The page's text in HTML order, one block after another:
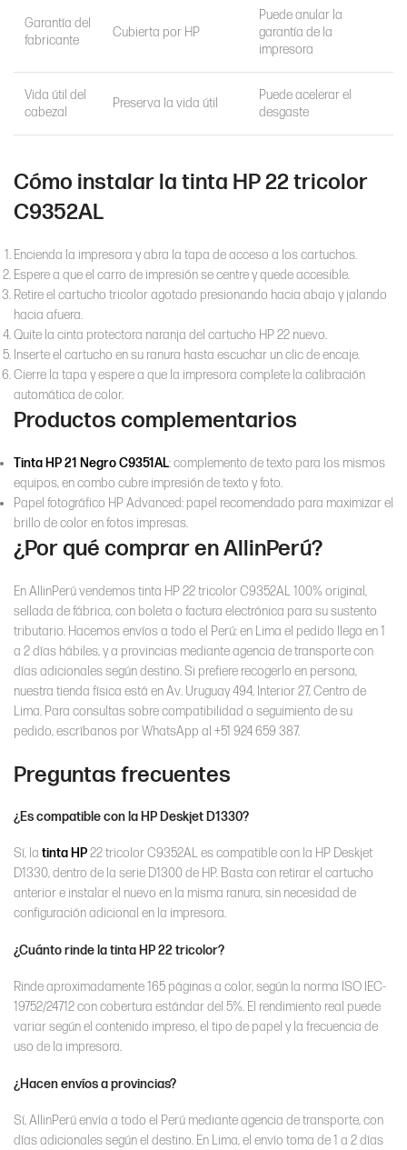
Garantía del
fabricante
Cubierta por HP
Puede anular la
garantía de la
impresora
Vida útil del
cabezal
Preserva la vida útil
Puede acelerar el
desgaste
Cómo instalar la tinta HP 22 tricolor
C9352AL
Encienda la impresora y abra la tapa de acceso a los cartuchos.
Espere a que el carro de impresión se centre y quede accesible.
Retire el cartucho tricolor agotado presionando hacia abajo y jalando
hacia afuera.
Quite la cinta protectora naranja del cartucho HP 22 nuevo.
Inserte el cartucho en su ranura hasta escuchar un clic de encaje.
Cierre la tapa y espere a que la impresora complete la calibración
automática de color.
Productos complementarios
Tinta HP 21 Negro C9351AL: complemento de texto para los mismos
equipos, en combo cubre impresión de texto y foto.
Papel fotográfico HP Advanced: papel recomendado para maximizar el
brillo de color en fotos impresas.
¿Por qué comprar en AllinPerú?
En AllinPerú vendemos tinta HP 22 tricolor C9352AL 100% original,
sellada de fábrica, con boleta o factura electrónica para su sustento
tributario. Hacemos envíos a todo el Perú: en Lima el pedido llega en 1
a 2 días hábiles, y a provincias mediante agencia de transporte con
días adicionales según destino. Si prefiere recogerlo en persona,
nuestra tienda física está en Av. Uruguay 494, Interior 27, Centro de
Lima. Para consultas sobre compatibilidad o seguimiento de su
pedido, escríbanos por WhatsApp al +51 924 659 387.
Preguntas frecuentes
¿Es compatible con la HP Deskjet D1330?
Sí, la tinta HP22 tricolor C9352AL es compatible con la HP Deskjet
D1330, dentro de la serie D1300 de HP. Basta con retirar el cartucho
anterior e instalar el nuevo en la misma ranura, sin necesidad de
configuración adicional en la impresora.
¿Cuánto rinde la tinta HP 22 tricolor?
Rinde aproximadamente 165 páginas a color, según la norma ISO IEC-
19752/24712 con cobertura estándar del 5%. El rendimiento real puede
variar según el contenido impreso, el tipo de papel y la frecuencia de
uso de la impresora.
¿Hacen envíos a provincias?
Sí, AllinPerú envía a todo el Perú mediante agencia de transporte, con
días adicionales según el destino. En Lima, el envío toma de 1 a 2 días